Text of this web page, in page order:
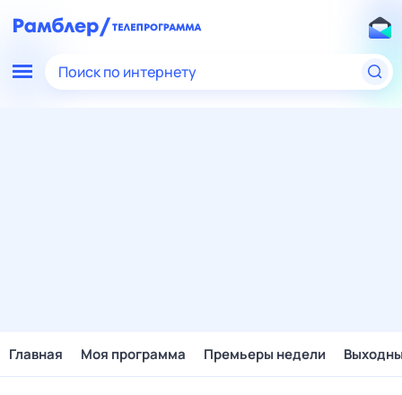
Поиск по интернету
Главная Моя программа Премьеры недели